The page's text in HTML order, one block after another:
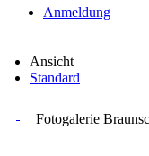
Anmeldung
Ansicht
Standard
Fotogalerie